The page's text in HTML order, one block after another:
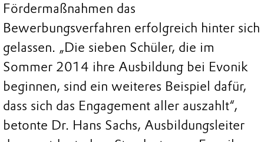
Fördermaßnahmen das
Bewerbungsverfahren erfolgreich hinter sich
gelassen. „Die sieben Schüler, die im
Sommer 2014 ihre Ausbildung bei Evonik
beginnen, sind ein weiteres Beispiel dafür,
dass sich das Engagement aller auszahlt“,
betonte Dr. Hans Sachs, Ausbildungsleiter